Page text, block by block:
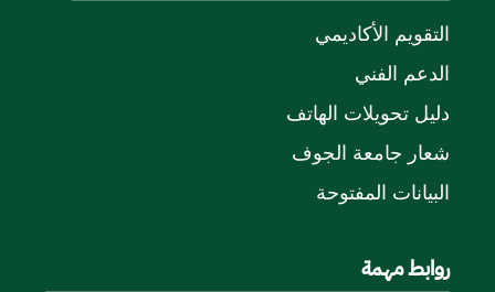
التقويم الأكاديمي
الدعم الفني
دليل تحويلات الهاتف
شعار جامعة الجوف
البيانات المفتوحة
روابط مهمة